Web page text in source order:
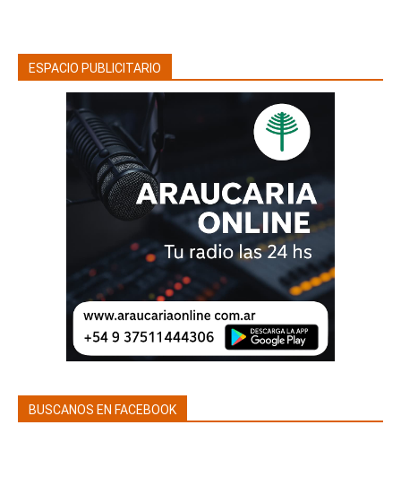
ESPACIO PUBLICITARIO
BUSCANOS EN FACEBOOK